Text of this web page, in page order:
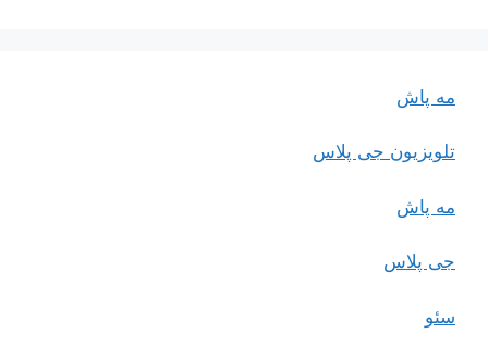
مه پاش
تلویزیون جی پلاس
مه پاش
جی پلاس
سئو